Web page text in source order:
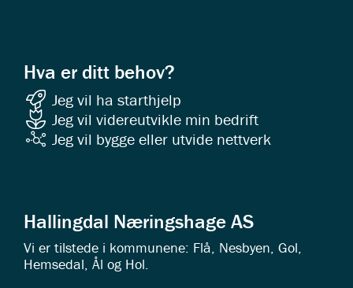
Hva er ditt behov?
Jeg vil ha starthjelp
Jeg vil videreutvikle min bedrift
Jeg vil bygge eller utvide nettverk
Hallingdal Næringshage AS
Vi er tilstede i kommunene: Flå, Nesbyen, Gol,
Hemsedal, Ål og Hol.